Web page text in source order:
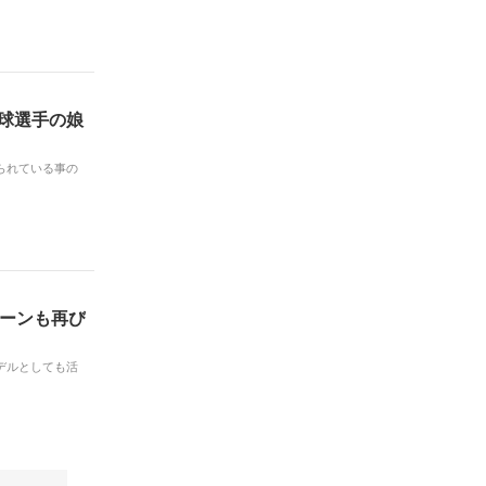
選手の娘
れている事の
ンも再び
ルとしても活